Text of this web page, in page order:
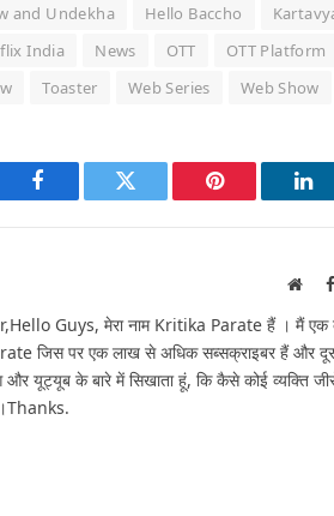
and Undekha Hello Baccho
India News OTT OTT Platform
Toaster Web Series Web Show
Facebook Twitter Pinterest
Guys, मेरा नाम Kritika Parate हैं । मैं एक
जिस पर एक लाख से अधिक सब्सक्राइबर हैं और
और यूट्यूब के बारे में सिखाता हूं, कि कैसे कोई व्यक्ति